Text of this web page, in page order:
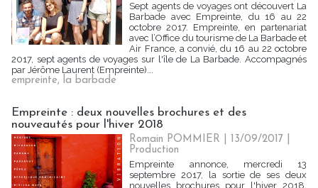
Sept agents de voyages ont découvert La
Barbade avec Empreinte, du 16 au 22
octobre 2017. Empreinte, en partenariat
avec l’Office du tourisme de La Barbade et
Air France, a convié, du 16 au 22 octobre
2017, sept agents de voyages sur l'île de La Barbade. Accompagnés
par Jérôme Laurent (Empreinte)...
empreinte, la barbade
Empreinte : deux nouvelles brochures et des
nouveautés pour l'hiver 2018
Romain POMMIER | 13/09/2017
Production
Empreinte annonce, mercredi 13
septembre 2017, la sortie de ses deux
nouvelles brochures pour l'hiver 2018.